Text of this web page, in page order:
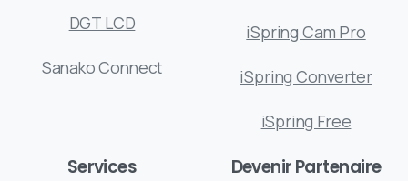
DGT LCD
Sanako Connect
iSpring Cam Pro
iSpring Converter
iSpring Free
Services Devenir Partenaire